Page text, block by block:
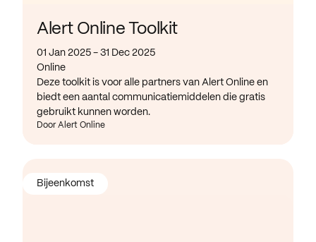
Alert Online Toolkit
01 Jan 2025 - 31 Dec 2025
Online
Deze toolkit is voor alle partners van Alert Online en
biedt een aantal communicatiemiddelen die gratis
gebruikt kunnen worden.
Door Alert Online
Bijeenkomst